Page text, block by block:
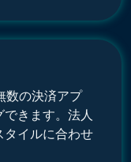
数の決済アプ
できます。法人
タイルに合わせ